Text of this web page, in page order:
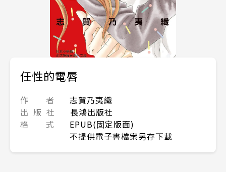
任性的電唇
作 者
志賀乃夷織
出 版 社
長鴻出版社
格 式
EPUB(固定版面)
不提供電子書檔案另存下載